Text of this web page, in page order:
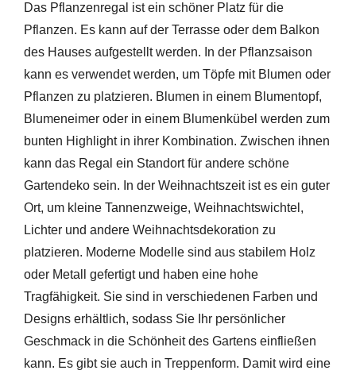
Das Pflanzenregal ist ein schöner Platz für die
Pflanzen. Es kann auf der Terrasse oder dem Balkon
des Hauses aufgestellt werden. In der Pflanzsaison
kann es verwendet werden, um Töpfe mit Blumen oder
Pflanzen zu platzieren. Blumen in einem Blumentopf,
Blumeneimer oder in einem Blumenkübel werden zum
bunten Highlight in ihrer Kombination. Zwischen ihnen
kann das Regal ein Standort für andere schöne
Gartendeko sein. In der Weihnachtszeit ist es ein guter
Ort, um kleine Tannenzweige, Weihnachtswichtel,
Lichter und andere Weihnachtsdekoration zu
platzieren. Moderne Modelle sind aus stabilem Holz
oder Metall gefertigt und haben eine hohe
Tragfähigkeit. Sie sind in verschiedenen Farben und
Designs erhältlich, sodass Sie Ihr persönlicher
Geschmack in die Schönheit des Gartens einfließen
kann. Es gibt sie auch in Treppenform. Damit wird eine